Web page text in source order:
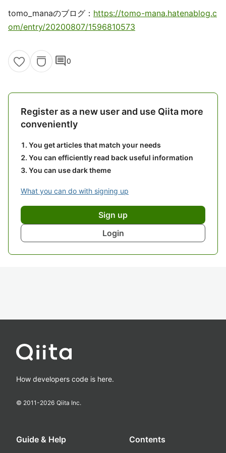
tomo_manaのブログ： https://tomo-mana.hatenablog.c
om/entry/20200807/1596810573
comment0
Register as a new user and use Qiita more
conveniently
You get articles that match your needs
You can efficiently read back useful information
You can use dark theme
What you can do with signing up
Sign up
Login
How developers code is here.
© 2011-2026 Qiita Inc.
Guide & Help Contents